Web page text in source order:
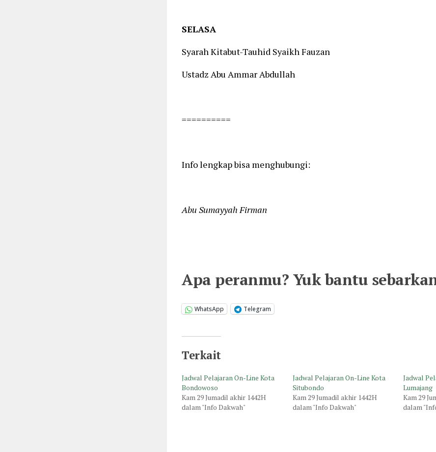
SELASA
Syarah Kitabut-Tauhid Syaikh Fauzan
Ustadz Abu Ammar Abdullah
==========
Info lengkap bisa menghubungi:
Abu Sumayyah Firman
Apa peranmu? Yuk bantu
WhatsApp Telegram
Terkait
Jadwal Pelajaran On-Line Kota
Bondowoso
Kam 29 Jumadil akhir 1442H
dalam "Info Dakwah"
Jadwal Pelajaran On-Line Kota
Situbondo
Kam 29 Jumadil akhir 1442H
dalam "Info Dakwah"
Jadwal
Lumajang
Kam 29
dalam